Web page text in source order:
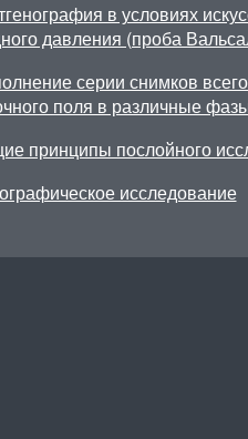
в условиях
давления (проба
серии снимков
поля в различные
принципы послойного
исследование